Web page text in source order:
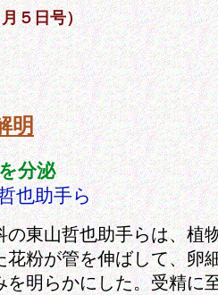
５日号）
明
分泌
也助手ら
東山哲也助手らは、植
花粉が管を伸ばして、卵
を明らかにした。受精に